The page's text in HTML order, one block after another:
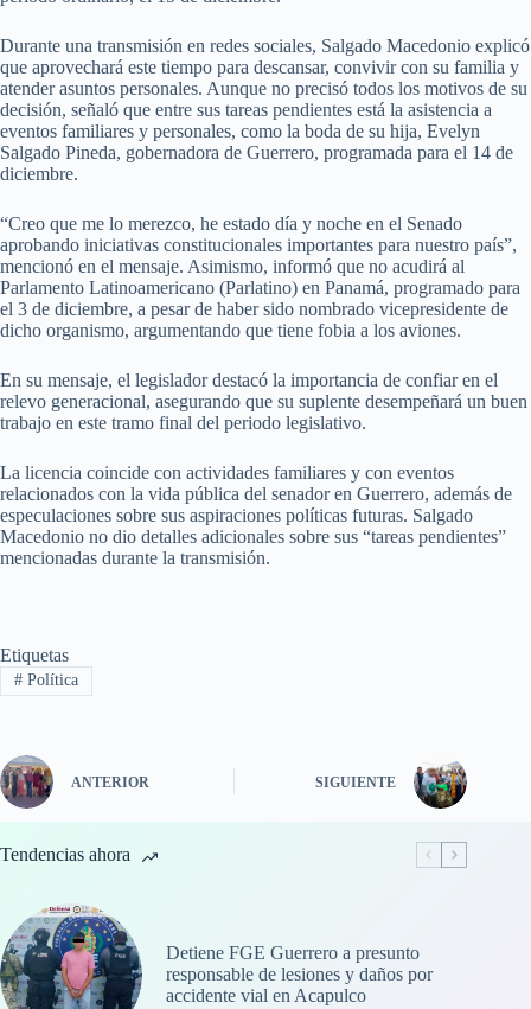
Durante una transmisión en redes sociales, Salgado Macedonio explicó
que aprovechará este tiempo para descansar, convivir con su familia y
atender asuntos personales. Aunque no precisó todos los motivos de su
decisión, señaló que entre sus tareas pendientes está la asistencia a
eventos familiares y personales, como la boda de su hija, Evelyn
Salgado Pineda, gobernadora de Guerrero, programada para el 14 de
diciembre.
“Creo que me lo merezco, he estado día y noche en el Senado
aprobando iniciativas constitucionales importantes para nuestro país”,
mencionó en el mensaje. Asimismo, informó que no acudirá al
Parlamento Latinoamericano (Parlatino) en Panamá, programado para
el 3 de diciembre, a pesar de haber sido nombrado vicepresidente de
dicho organismo, argumentando que tiene fobia a los aviones.
En su mensaje, el legislador destacó la importancia de confiar en el
relevo generacional, asegurando que su suplente desempeñará un buen
trabajo en este tramo final del periodo legislativo.
La licencia coincide con actividades familiares y con eventos
relacionados con la vida pública del senador en Guerrero, además de
especulaciones sobre sus aspiraciones políticas futuras. Salgado
Macedonio no dio detalles adicionales sobre sus “tareas pendientes”
mencionadas durante la transmisión.
Etiquetas
#Política
ANTERIOR SIGUIENTE
Tendencias ahora
Detiene FGE Guerrero a presunto
responsable de lesiones y daños por
accidente vial en Acapulco